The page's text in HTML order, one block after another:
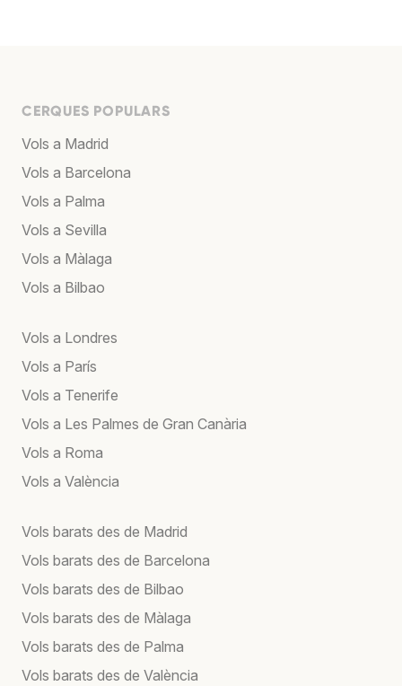
CERQUES POPULARS
Vols a Madrid
Vols a Barcelona
Vols a Palma
Vols a Sevilla
Vols a Màlaga
Vols a Bilbao
Vols a Londres
Vols a París
Vols a Tenerife
Vols a Les Palmes de Gran Canària
Vols a Roma
Vols a València
Vols barats des de Madrid
Vols barats des de Barcelona
Vols barats des de Bilbao
Vols barats des de Màlaga
Vols barats des de Palma
Vols barats des de València